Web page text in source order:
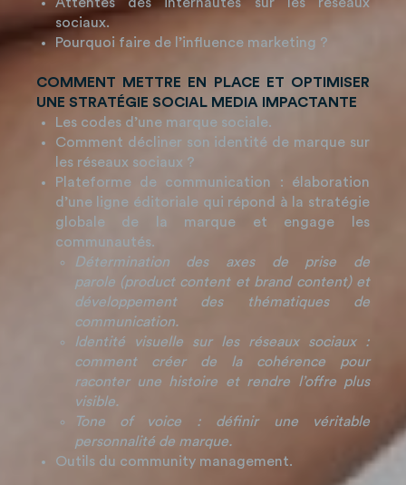
Attentes des internautes sur les réseaux
sociaux.
Pourquoi faire de l’influence marketing ?
COMMENT METTRE EN PLACE ET OPTIMISER
UNE STRATÉGIE SOCIAL MEDIA IMPACTANTE
Les codes d’une marque sociale.
Comment décliner son identité de marque sur
les réseaux sociaux ?
Plateforme de communication : élaboration
d’une ligne éditoriale qui répond à la stratégie
globale de la marque et engage les
communautés.
Détermination des axes de prise de
parole (product content et brand content) et
développement des thématiques de
communication.
Identité visuelle sur les réseaux sociaux :
comment créer de la cohérence pour
raconter une histoire et rendre l’offre plus
visible.
Tone of voice : définir une véritable
personnalité de marque.
Outils du community management.